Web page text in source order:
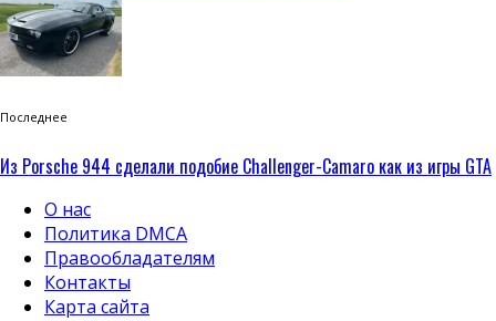
Последнее
Из Porsche 944 сделали подобие Challenger-Camaro как из игры GTA
О нас
Политика DMCA
Правообладателям
Контакты
Карта сайта